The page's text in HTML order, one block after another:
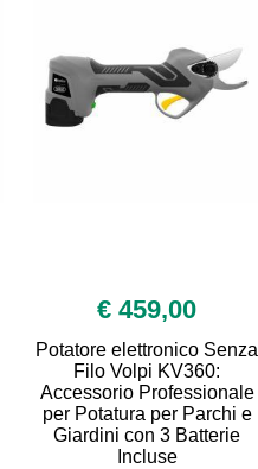
€ 459,00
Potatore elettronico Senza
Filo Volpi KV360:
Accessorio Professionale
per Potatura per Parchi e
Giardini con 3 Batterie
Incluse